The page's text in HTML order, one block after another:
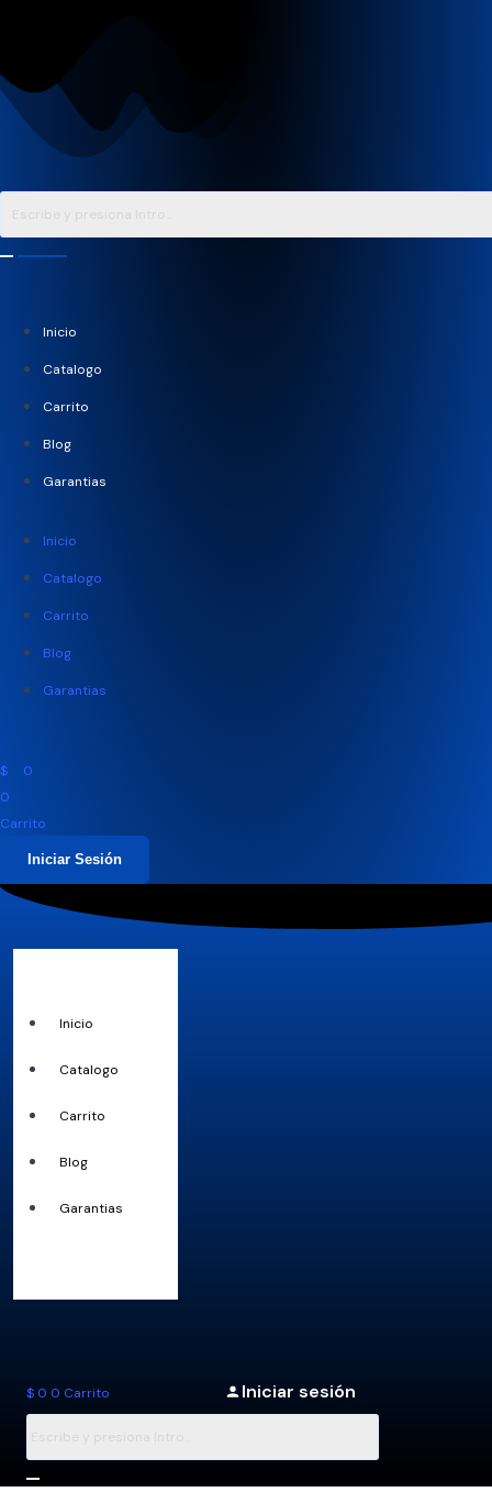
al
contenido
Inicio
Catalogo
Carrito
Blog
Garantias
Inicio
Catalogo
Carrito
Blog
Garantias
$ 0
0
Carrito
Iniciar Sesión
Inicio
Catalogo
Carrito
Blog
Garantias
$ 0 0 Carrito Iniciar sesión